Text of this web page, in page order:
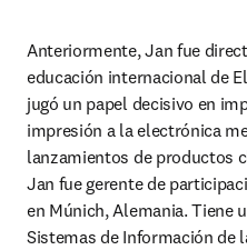
Anteriormente, Jan fue
educación internacional de
jugó un papel decisivo en
impresión a la electrónica
lanzamientos de productos
Jan fue gerente de
en Múnich, Alemania. Tiene
Sistemas de Información de